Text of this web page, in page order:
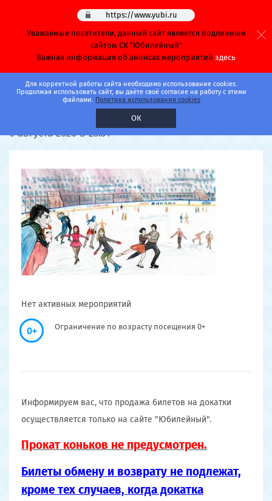
Для корректной работы сайта необходимо использование cookies.
Продолжая использовать сайт, вы даёте своё согласие на работу с этими
файлами. Политика использования cookies
ОК
https://www.yubi.ru
Уважаемые посетители, данный сайт является подлинным
сайтом СК "Юбилейный"
Важная информация об анонсах мероприятий здесь
Главная Афиша Каток
Часовая спортивная докатка
6 августа 2026 в 23:31
Нет активных мероприятий
0+ Ограничение по возрасту посещения 0+
Информируем вас, что продажа билетов на докатки
осуществляется только на сайте "Юбилейный".
Прокат коньков не предусмотрен.
Билеты обмену и возврату не подлежат,
кроме тех случаев, когда докатка